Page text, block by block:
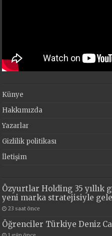
Künye
Hakkımızda
Yazarlar
Gizlilik politikası
İletişim
Özyurtlar Holding 35 yıllık
yeni marka stratejisiyle
23 saat önce
Öğrenciler Türkiye Deniz